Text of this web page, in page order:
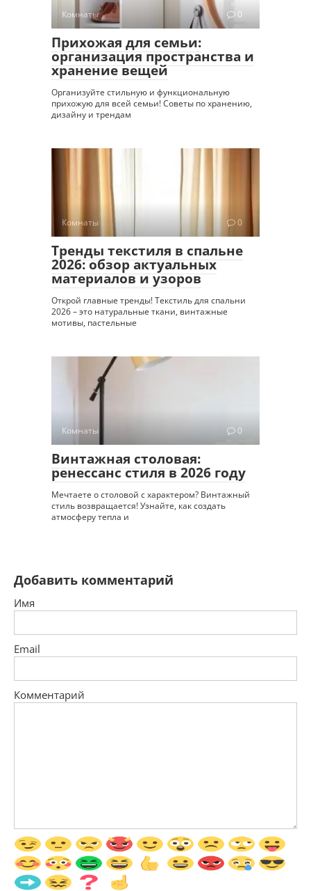
Комнаты 0
Прихожая для семьи:
организация пространства и
хранение вещей
Организуйте стильную и функциональную
прихожую для всей семьи! Советы по хранению,
дизайну и трендам
Комнаты 0
Тренды текстиля в спальне
2026: обзор актуальных
материалов и узоров
Открой главные тренды! Текстиль для спальни
2026 – это натуральные ткани, винтажные
мотивы, пастельные
Комнаты 0
Винтажная столовая:
ренессанс стиля в 2026 году
Мечтаете о столовой с характером? Винтажный
стиль возвращается! Узнайте, как создать
атмосферу тепла и
Добавить комментарий
Имя
Email
Комментарий